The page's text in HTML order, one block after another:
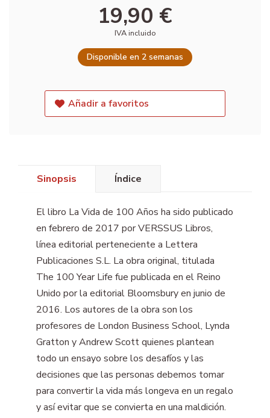
19,90 €
IVA incluido
Disponible en 2 semanas
Añadir a favoritos
Sinopsis Índice
El libro La Vida de 100 Años ha sido publicado
en febrero de 2017 por VERSSUS Libros,
línea editorial perteneciente a Lettera
Publicaciones S.L. La obra original, titulada
The 100 Year Life fue publicada en el Reino
Unido por la editorial Bloomsbury en junio de
2016. Los autores de la obra son los
profesores de London Business School, Lynda
Gratton y Andrew Scott quienes plantean
todo un ensayo sobre los desafíos y las
decisiones que las personas debemos tomar
para convertir la vida más longeva en un regalo
y así evitar que se convierta en una maldición.